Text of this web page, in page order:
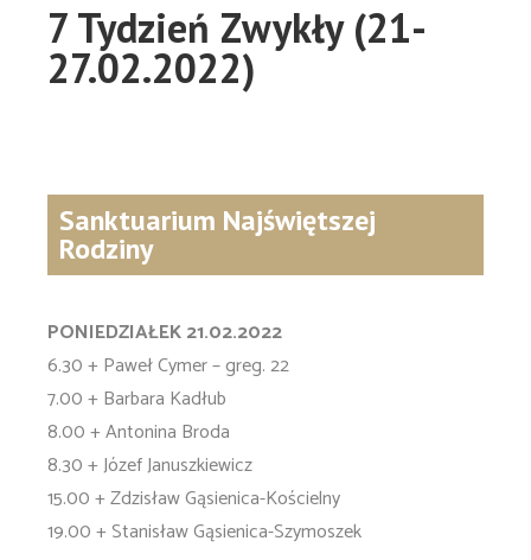
7 Tydzień Zwykły (21-
27.02.2022)
Sanktuarium Najświętszej
Rodziny
PONIEDZIAŁEK 21.02.2022
6.30 + Paweł Cymer – greg. 22
7.00 + Barbara Kadłub
8.00 + Antonina Broda
8.30 + Józef Januszkiewicz
15.00 + Zdzisław Gąsienica-Kościelny
19.00 + Stanisław Gąsienica-Szymoszek